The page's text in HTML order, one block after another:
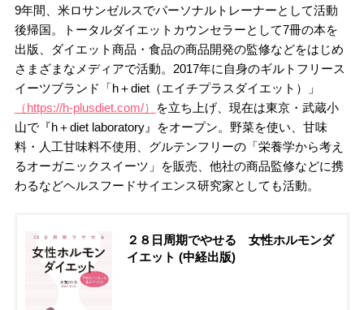
9年間、米ロサンゼルスでパーソナルトレーナーとして活動
後帰国。トータルダイエットカウンセラーとして7冊の本を
出版、ダイエット商品・食品の商品開発の監修などをはじめ
さまざまなメディアで活動。2017年に自身のギルトフリース
イーツブランド「h＋diet（エイチプラスダイエット）」
（https://h-plusdiet.com/）
を立ち上げ、現在は東京・武蔵小
山で『h＋diet laboratory』をオープン。野菜を使い、甘味
料・人工甘味料不使用、グルテンフリーの「栄養学から考え
るオーガニックスイーツ」を販売、他社の商品監修などに携
わるなどヘルスフードサイエンス研究家としても活動。
２８日周期でやせる 女性ホルモンダ
イエット (中経出版)